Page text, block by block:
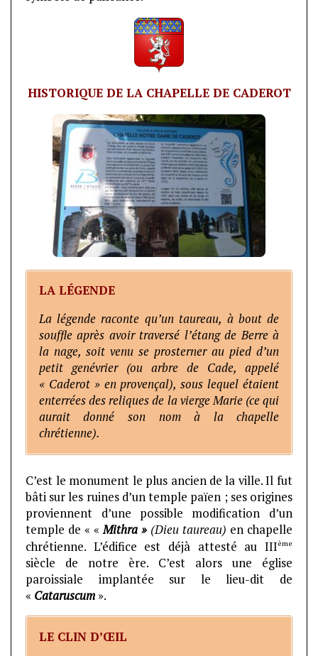
HISTORIQUE DE LA CHAPELLE DE CADEROT
LA LÉGENDE
La légende raconte qu’un taureau, à bout de
souffle après avoir traversé l’étang de Berre à
la nage, soit venu se prosterner au pied d’un
petit genévrier (ou arbre de Cade, appelé
« Caderot » en provençal), sous lequel étaient
enterrées des reliques de la vierge Marie (ce qui
aurait donné son nom à la chapelle
chrétienne).
C’est le monument le plus ancien de la ville. Il fut
bâti sur les ruines d’un temple païen ; ses origines
proviennent d’une possible modification d’un
temple de « «Mithra » (Dieu taureau) en chapelle
chrétienne. L’édifice est déjà attesté au IIIème
siècle de notre ère. C’est alors une église
paroissiale implantée sur le lieu-dit de
« Cataruscum ».
LE CLIN D’ŒIL